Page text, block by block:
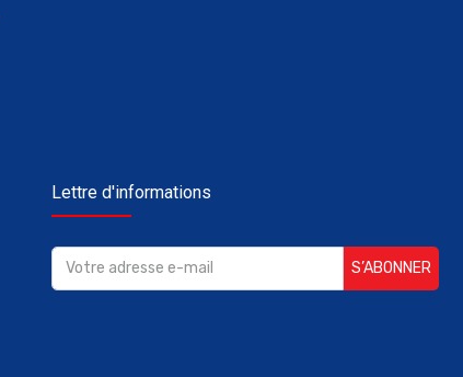
Lettre d'informations
S’ABONNER